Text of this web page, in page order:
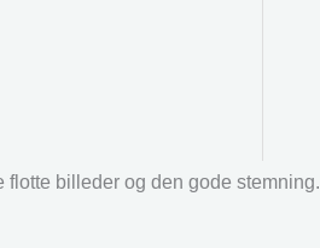
billeder og den gode stemning.